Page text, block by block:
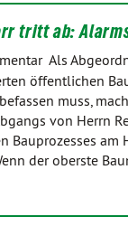
tritt ab:
Als
öffentlichen
muss,
von Herrn
Bauprozesses
der oberste